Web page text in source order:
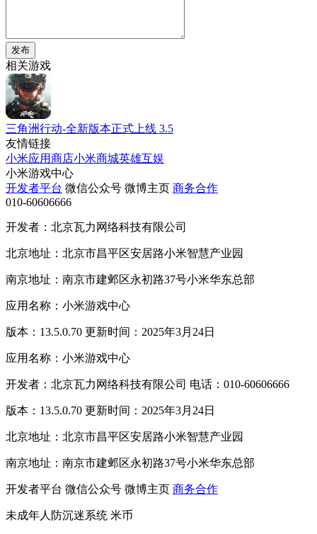
发布
相关游戏
三角洲行动-全新版本正式上线 3.5
友情链接
小米应用商店小米商城英雄互娱
小米游戏中心
开发者平台 微信公众号 微博主页 商务合作
010-60606666
开发者：北京瓦力网络科技有限公司
北京地址：北京市昌平区安居路小米智慧产业园
南京地址：南京市建邺区永初路37号小米华东总部
应用名称：小米游戏中心
版本：13.5.0.70 更新时间：2025年3月24日
应用名称：小米游戏中心
开发者：北京瓦力网络科技有限公司 电话：010-60606666
版本：13.5.0.70 更新时间：2025年3月24日
北京地址：北京市昌平区安居路小米智慧产业园
南京地址：南京市建邺区永初路37号小米华东总部
开发者平台 微信公众号 微博主页 商务合作
未成年人防沉迷系统 米币